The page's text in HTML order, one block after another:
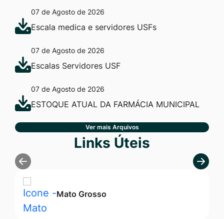
07 de Agosto de 2026
Escala medica e servidores USFs
07 de Agosto de 2026
Escalas Servidores USF
07 de Agosto de 2026
ESTOQUE ATUAL DA FARMÁCIA MUNICIPAL
Ver mais Arquivos
Seção Links ÚteisLinks Úteis
Mato Grosso